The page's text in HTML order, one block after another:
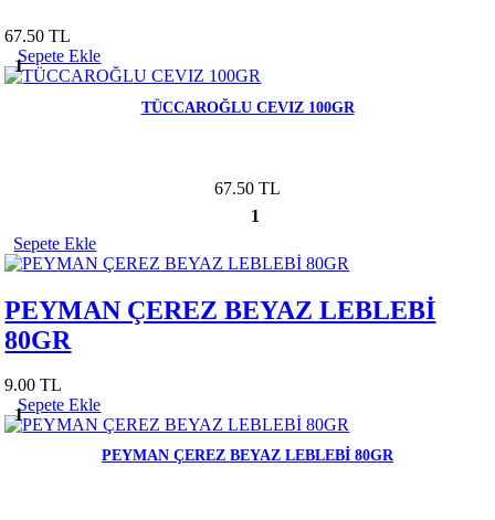
67.50 TL
1
Sepete Ekle
TÜCCAROĞLU CEVIZ 100GR
67.50 TL
1
Sepete Ekle
PEYMAN ÇEREZ BEYAZ LEBLEBİ
80GR
9.00 TL
1
Sepete Ekle
PEYMAN ÇEREZ BEYAZ LEBLEBİ 80GR